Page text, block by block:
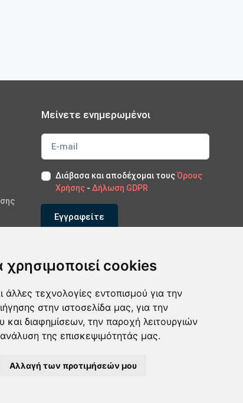
χρησιμοποιεί cookies
τεχνολογίες εντοπισμού για την
στην ιστοσελίδα μας, για την
και διαφημίσεων, την παροχή λειτουργιών
της επισκεψιμότητάς μας.
Αλλαγή των προτιμήσεών μου
Μείνετε ενημερωμένοι
Διάβασα και αποδέχομαι τουςΌρους
Χρήσης - Δήλωση GDPR
Εγγραφείτε